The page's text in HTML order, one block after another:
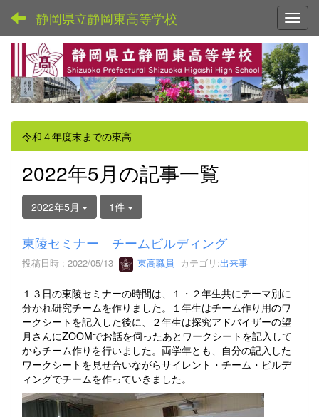
静岡県立静岡東高等学校
令和４年度末までの東高
2022年5月の記事一覧
2022年5月 1件
東陵セミナー チームビルディング
投稿日時 : 2022/05/13 東高職員 カテゴリ:出来事
１３日の東陵セミナーの時間は、１・２年生共にテーマ別に
分かれ研究チームを作りました。１年生はチーム作り用のワ
ークシートを記入した後に、２年生は探究アドバイザーの望
月さんにZOOMでお話を伺ったあとワークシートを記入して
からチーム作りを行いました。両学年とも、自分の記入した
ワークシートを見せ合いながらサイレント・チーム・ビルデ
ィングでチームを作っていきました。